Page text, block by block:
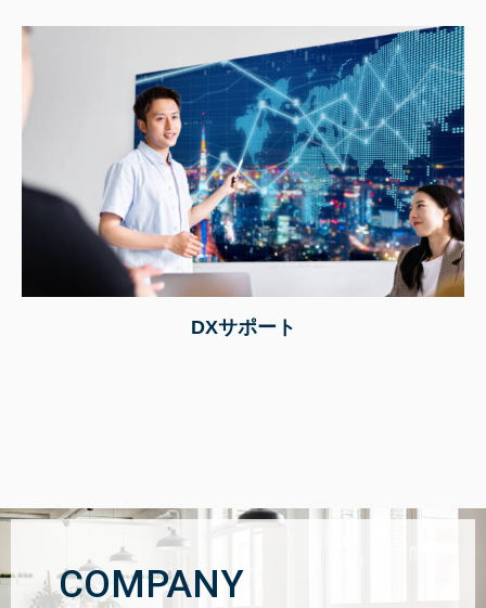
DXサポート
COMPANY